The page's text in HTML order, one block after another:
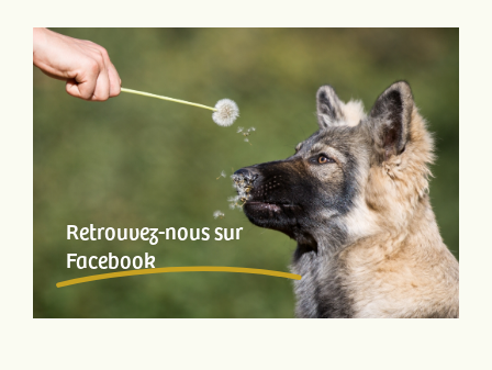
Retrouvez-nous sur
Facebook